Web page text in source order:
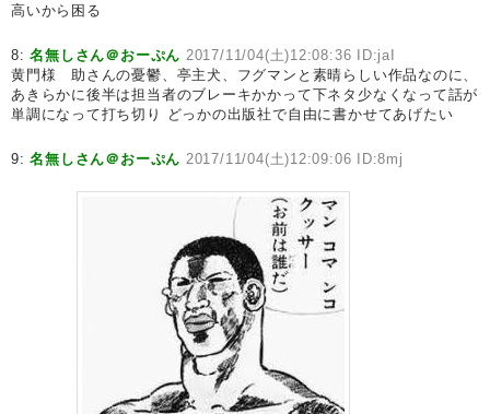
高いから困る
8:名無しさん＠おーぷん 2017/11/04(土)12:08:36 ID:jaI
黄門様 助さんの憂鬱、亭主犬、フグマンと素晴らしい作品なのに、
あきらかに後半は担当者のブレーキかかって下ネタ少なくなって話が
単調になって打ち切り どっかの出版社で自由に書かせてあげたい
9:名無しさん＠おーぷん 2017/11/04(土)12:09:06 ID:8mj